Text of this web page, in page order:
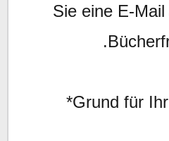
Sie eine E-
*Grund für